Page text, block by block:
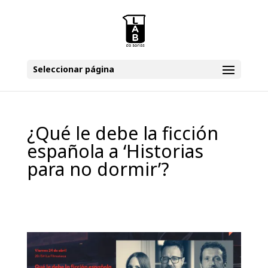
Seleccionar página
¿Qué le debe la ficción
española a ‘Historias
para no dormir’?